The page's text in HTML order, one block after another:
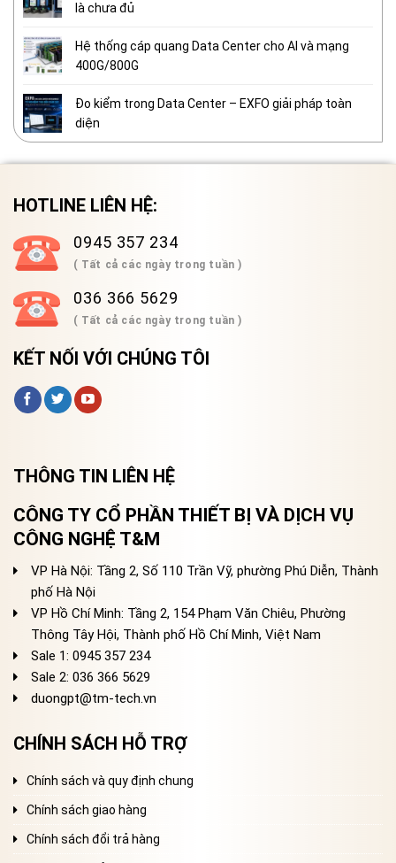
là chưa đủ
Hệ thống cáp quang Data Center cho AI và mạng
400G/800G
Đo kiểm trong Data Center – EXFO giải pháp toàn
diện
HOTLINE LIÊN HỆ:
0945 357 234
( Tất cả các ngày trong tuần )
036 366 5629
( Tất cả các ngày trong tuần )
KẾT NỐI VỚI CHÚNG TÔI
THÔNG TIN LIÊN HỆ
CÔNG TY CỔ PHẦN THIẾT BỊ VÀ DỊCH VỤ
CÔNG NGHỆ T&M
VP Hà Nội: Tầng 2, Số 110 Trần Vỹ, phường Phú Diễn, Thành
phố Hà Nội
VP Hồ Chí Minh: Tầng 2, 154 Phạm Văn Chiêu, Phường
Thông Tây Hội, Thành phố Hồ Chí Minh, Việt Nam
Sale 1: 0945 357 234
Sale 2: 036 366 5629
duongpt@tm-tech.vn
CHÍNH SÁCH HỖ TRỢ
Chính sách và quy định chung
Chính sách giao hàng
Chính sách đổi trả hàng